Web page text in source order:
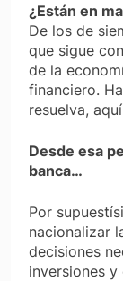
¿Están en
De los de
que sigue
de la
financiero.
resuelva,
Desde esa
banca…
Por
nacionalizar
decisiones
inversiones